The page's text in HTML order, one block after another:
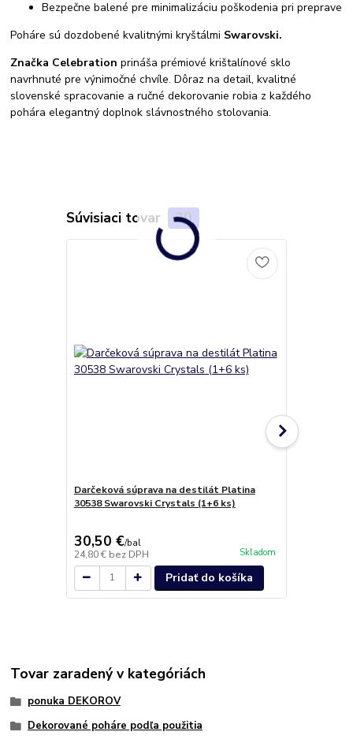
Bezpečne balené pre minimalizáciu poškodenia pri preprave
Poháre sú dozdobené kvalitnými kryštálmi Swarovski.
Značka Celebrationprináša prémiové krištalínové sklo
navrhnuté pre výnimočné chvíle. Dôraz na detail, kvalitné
slovenské spracovanie a ručné dekorovanie robia z každého
pohára elegantný doplnok slávnostného stolovania.
Súvisiaci tovar 30
Darčeková súprava na destilát Platina
30538 Swarovski Crystals (1+6 ks)
30,50 €/bal
24,80 € bez DPH Skladom
Pridať do košíka
Tovar zaradený v kategóriách
ponuka DEKOROV
Dekorované poháre podľa použitia